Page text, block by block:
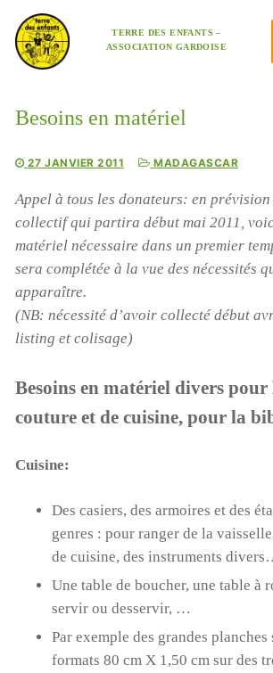
contenu
TERRE DES ENFANTS –
ASSOCIATION GARDOISE
Besoins en matériel
27 JANVIER 2011 MADAGASCAR
Appel à tous les donateurs: en
collectif qui partira début mai 2011,
matériel nécessaire dans un premier
sera complétée à la vue des nécessités
apparaître.
(NB: nécessité d’avoir collecté début
listing et colisage)
Besoins en matériel divers pour
couture et de cuisine, pour la
Cuisine:
Des casiers, des armoires et des
genres : pour ranger de la
de cuisine, des instruments
Une table de boucher, une table à
servir ou desservir, …
Par exemple des grandes
formats 80 cm X 1,50 cm sur des